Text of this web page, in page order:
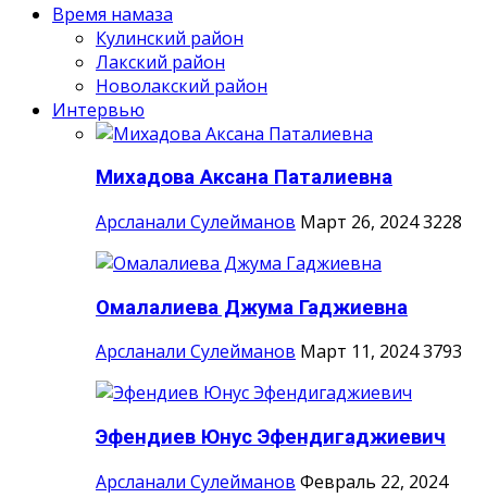
Время намаза
Кулинский район
Лакский район
Новолакский район
Интервью
Михадова Аксана Паталиевна
Арсланали Сулейманов Март 26, 20243228
Омалалиева Джума Гаджиевна
Арсланали Сулейманов Март 11, 20243793
Эфендиев Юнус Эфендигаджиевич
Арсланали Сулейманов Февраль 22, 2024